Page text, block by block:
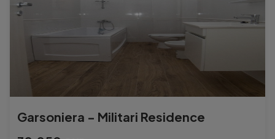
Garsoniera - Militari Residence